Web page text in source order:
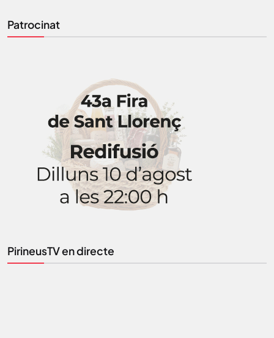
Patrocinat
PirineusTV en directe
STAY UPDATED
Uneix-te al nostre butlletí
Tota l’actualitat, seleccionada i enviada directament